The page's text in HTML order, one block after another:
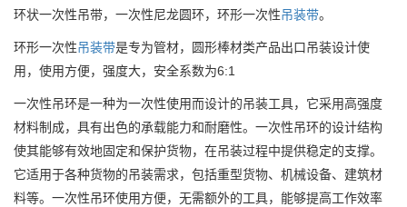
环状一次性吊带，一次性尼龙圆环， 环形一次性吊装带。
环形一次性吊装带是专为管材，圆形棒材类产品出口吊装设计使
用，使用方便，强度大，安全系数为6:1
一次性吊环是一种为一次性使用而设计的吊装工具，它采用高强度
材料制成，具有出色的承载能力和耐磨性。一次性吊环的设计结构
使其能够有效地固定和保护货物，在吊装过程中提供稳定的支撑。
它适用于各种货物的吊装需求，包括重型货物、机械设备、建筑材
料等。一次性吊环使用方便，无需额外的工具，能够提高工作效率